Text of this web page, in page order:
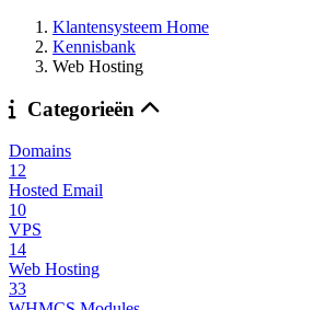
Klantensysteem Home
Kennisbank
Web Hosting
Categorieën
Domains
12
Hosted Email
10
VPS
14
Web Hosting
33